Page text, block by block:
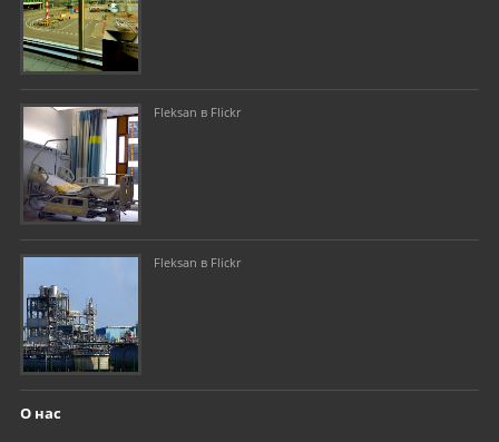
Fleksan в Flickr
Fleksan в Flickr
О нас